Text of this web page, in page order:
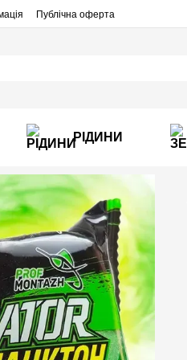
Публічна оферта
РІДИНИ